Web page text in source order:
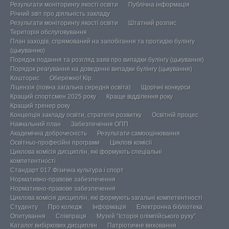
Результати моніторингу якості освіти
Публічна інформація
Річний звіт про діяльність закладу
Результати моніторингу якості освіти
Штатний розпис
Територія обслуговування
План заходів, спрямований на запобігання та протидію булінгу
(цькуванню)
Порядок подання та розгляд заяв про випадки булінгу (цькування)
Порядок реагування на доведенні випадки булінгу (цькування)
Кошторис
Обережно! Кір.
Ліцензія (повна загальна середня освіта)
Щорічні конкурси
Кращий спортсмен 2025 року
Краще відділення року
Кращий тренер року
Концепція закладу освіти, стратегія розвитку
Освітній процес
Навчальний план
Забезпечення ОПП
Академічна доброчесність
Результати самооцінювання
Освітньо-професійні програми
Циклові комісії
Циклова комісія дисциплін, які формують спеціальні
компетентності
Стандарт 017 Фізична культура і спорт
Нормативно-правове забезпечення
Нормативно-правове забезпечення
Циклова комісія дисциплін, які формують загальні компетентності
Студенту
Про коледж Інформація
Електронна бібліотека
Опитування
Співпраця
Музей “Історія олімпійського руху”
Каталог вибіркових дисциплін
Патріотичне виховання